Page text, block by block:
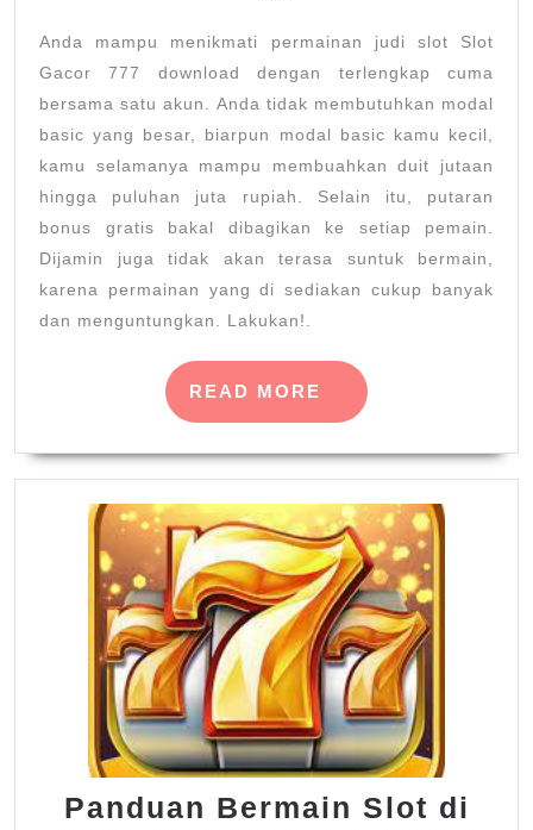
Anda mampu menikmati permainan judi slot Slot
Gacor 777 download dengan terlengkap cuma
bersama satu akun. Anda tidak membutuhkan modal
basic yang besar, biarpun modal basic kamu kecil,
kamu selamanya mampu membuahkan duit jutaan
hingga puluhan juta rupiah. Selain itu, putaran
bonus gratis bakal dibagikan ke setiap pemain.
Dijamin juga tidak akan terasa suntuk bermain,
karena permainan yang di sediakan cukup banyak
dan menguntungkan. Lakukan!.
READ MORE
READ
MORE
Panduan Bermain Slot di